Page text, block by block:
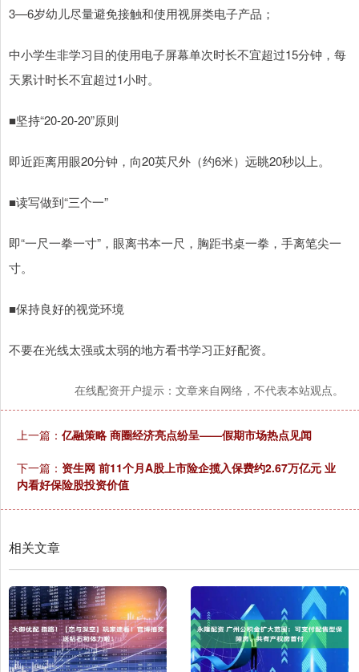
3—6岁幼儿尽量避免接触和使用视屏类电子产品；
中小学生非学习目的使用电子屏幕单次时长不宜超过15分钟，每
天累计时长不宜超过1小时。
■坚持“20-20-20”原则
即近距离用眼20分钟，向20英尺外（约6米）远眺20秒以上。
■读写做到“三个一”
即“一尺一拳一寸”，眼离书本一尺，胸距书桌一拳，手离笔尖一
寸。
■保持良好的视觉环境
不要在光线太强或太弱的地方看书学习正好配资。
在线配资开户提示：文章来自网络，不代表本站观点。
上一篇： 亿融策略 商圈经济亮点纷呈——假期市场热点见闻
下一篇： 资生网 前11个月A股上市险企揽入保费约2.67万亿元 业
内看好保险股投资价值
相关文章